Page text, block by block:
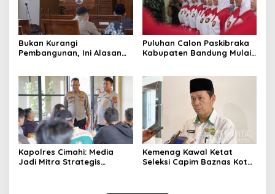
Bukan Kurangi
Pembangunan, Ini Alasan
Daerah
Puluhan Calon Paskibraka
Kabupaten Bandung Mulai
Kapolres Cimahi: Media
Jadi Mitra Strategis
Kemenag Kawal Ketat
Seleksi Capim Baznas Kota